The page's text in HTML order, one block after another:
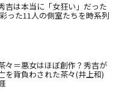
吉は本当に「女狂い」だった
った11人の側室たちを時系列
々＝悪女はほぼ創作？秀吉が
を背負わされた茶々(井上和)